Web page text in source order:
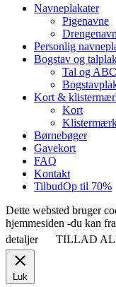
Close
Navneplakater
Pigenavne
Personlig
Bogstav og
Tal og
Kort &
Kort
Børnebøger
Gavekort
FAQ
Kontakt
TilbudOp til 70%
Dette websted bruger
hjemmesiden -du kan
detaljer
TILLAD
Luk